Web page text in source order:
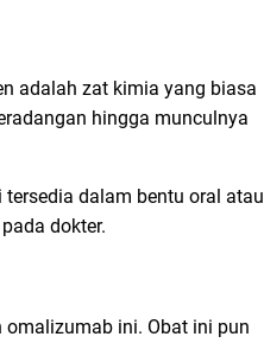
adalah zat kimia yang biasa
hingga munculnya
dalam bentu oral atau
dokter.
omalizumab ini. Obat ini pun